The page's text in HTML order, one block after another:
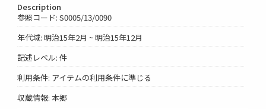
Description
参照コード: S0005/13/0090
年代域: 明治15年2月 ~ 明治15年12月
記述レベル: 件
利用条件: アイテムの利用条件に準じる
収蔵情報: 本郷